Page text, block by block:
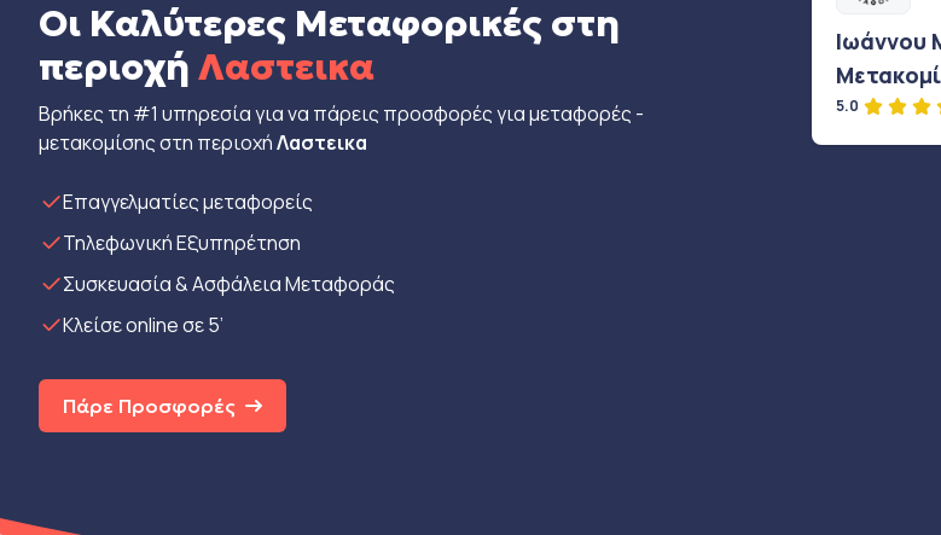
Οι Καλύτερες Μεταφορικές στη
περιοχή Λαστεικα
Βρήκες τη #1 υπηρεσία για να πάρεις προσφορές για μεταφορές -
μετακομίσης στη περιοχήΛαστεικα
Eπαγγελματίες μεταφορείς
Τηλεφωνική Εξυπηρέτηση
Συσκευασία & Ασφάλεια Μεταφοράς
Κλείσε online σε 5’
Πάρε Προσφορές
Ιωάννου
5.0